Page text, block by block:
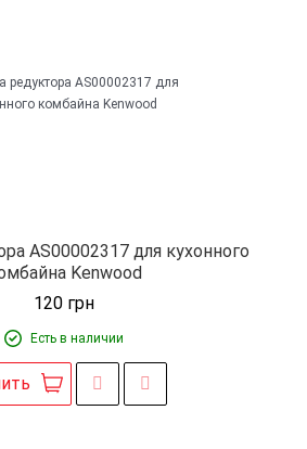
AS00002317 для кухонного
Kenwood
120 грн
Есть в наличии